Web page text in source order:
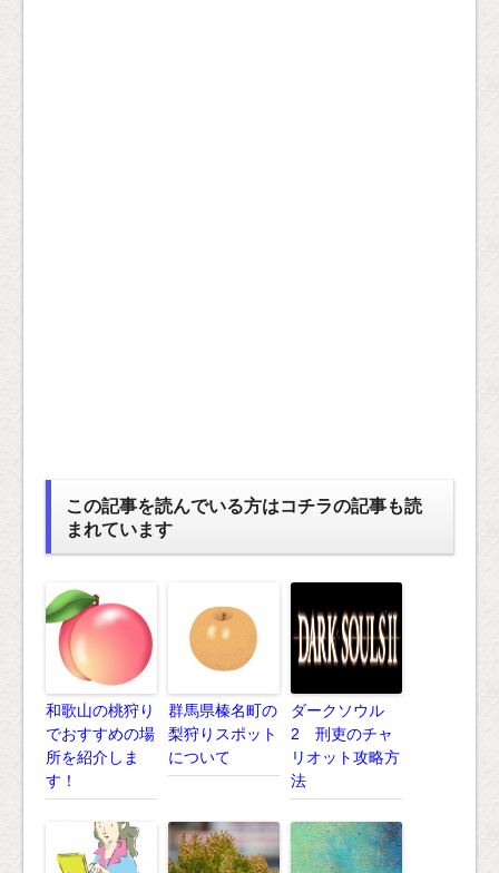
この記事を読んでいる方はコチラの記事も読
まれています
和歌山の桃狩り
でおすすめの場
所を紹介しま
す！
群馬県榛名町の
梨狩りスポット
について
ダークソウル
2 刑吏のチャ
リオット攻略方
法